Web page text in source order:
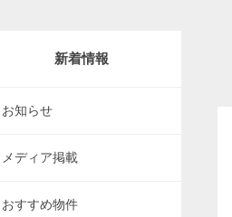
新着情報
お知らせ
メディア掲載
おすすめ物件